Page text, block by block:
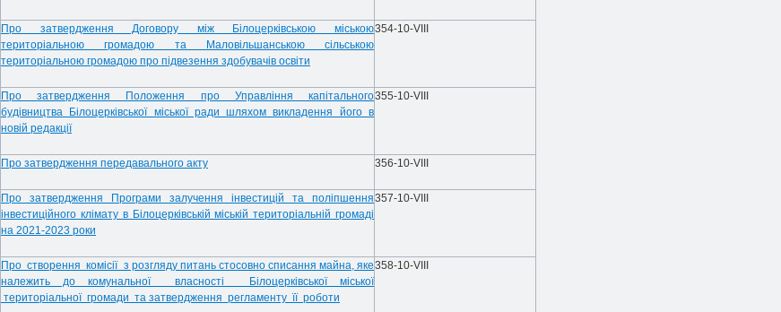
Про затвердження Договору між Білоцерківською міською
територіальною громадою та Маловільшанською сільською
територіальною громадою про підвезення здобувачів освіти
354-10-VIIІ
Про затвердження Положення про Управління капітального
будівництва Білоцерківської міської ради шляхом викладення його в
новій редакції
355-10-VIIІ
Про затвердження передавального акту 356-10-VIIІ
Про затвердження Програми залучення інвестицій та поліпшення
інвестиційного клімату в Білоцерківській міській територіальній громаді
на 2021-2023 роки
357-10-VIIІ
Про створення комісії з розгляду питань стосовно списання майна, яке
належить до комунальної власності Білоцерківської міської
територіальної громади та затвердження регламенту її роботи
358-10-VIIІ